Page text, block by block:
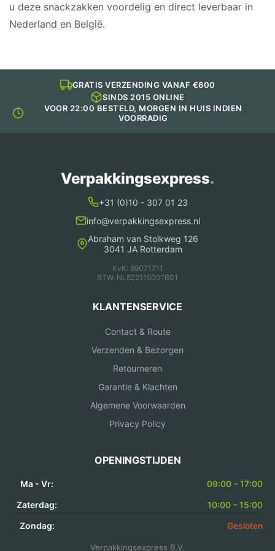
u deze snackzakken voordelig en direct leverbaar in
Nederland en België.
GRATIS VERZENDING VANAF €600
SINDS 2015 ONLINE
VOOR 22:00 BESTELD, MORGEN IN HUIS INDIEN
VOORRADIG
Verpakkingsexpress.
+31 (0)10 - 307 01 23
info@verpakkingsexpress.nl
Abraham van Stolkweg 126
3041 JA Rotterdam
KvK: 99071711
BTW: NL822115001B01
KLANTENSERVICE
Contact & Route
Verzenden & Bezorgen
Retourneren
Garantie & Klachten
Algemene Voorwaarden
Privacy Policy
OPENINGSTIJDEN
Ma - Vr:
09:00 - 17:00
Zaterdag:
10:00 - 15:00
Zondag:
Gesloten
Verpakkingsexpress B.V.